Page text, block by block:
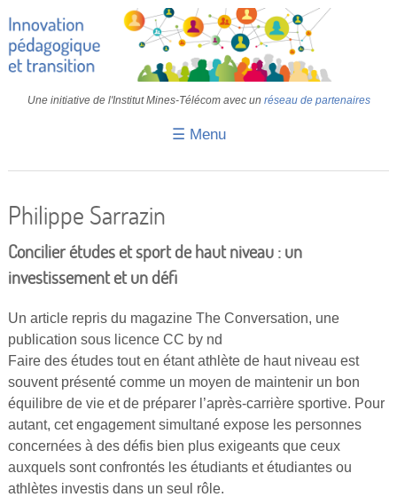
Une initiative de l'Institut Mines-Télécom avec un réseau de partenaires
☰ Menu
Transition
IMT
Colloques
Vidéos
S’inscrire
Se connecter
Philippe Sarrazin
Concilier études et sport de haut niveau : un
investissement et un défi
Un article repris du magazine The Conversation, une
publication sous licence CC by nd
Faire des études tout en étant athlète de haut niveau est
souvent présenté comme un moyen de maintenir un bon
équilibre de vie et de préparer l’après-carrière sportive. Pour
autant, cet engagement simultané expose les personnes
concernées à des défis bien plus exigeants que ceux
auxquels sont confrontés les étudiants et étudiantes ou
athlètes investis dans un seul rôle.